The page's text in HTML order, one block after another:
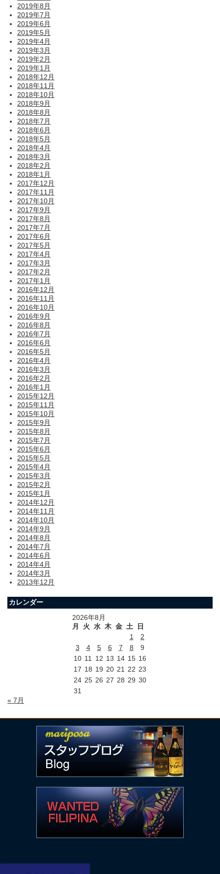
2019年8月
2019年7月
2019年6月
2019年5月
2019年4月
2019年3月
2019年2月
2019年1月
2018年12月
2018年11月
2018年10月
2018年9月
2018年8月
2018年7月
2018年6月
2018年5月
2018年4月
2018年3月
2018年2月
2018年1月
2017年12月
2017年11月
2017年10月
2017年9月
2017年8月
2017年7月
2017年6月
2017年5月
2017年4月
2017年3月
2017年2月
2017年1月
2016年12月
2016年11月
2016年10月
2016年9月
2016年8月
2016年7月
2016年6月
2016年5月
2016年4月
2016年3月
2016年2月
2016年1月
2015年12月
2015年11月
2015年10月
2015年9月
2015年8月
2015年7月
2015年6月
2015年5月
2015年4月
2015年3月
2015年2月
2015年1月
2014年12月
2014年11月
2014年10月
2014年9月
2014年8月
2014年7月
2014年6月
2014年4月
2014年3月
2013年12月
カレンダー
2026年8月
月
火 水 木 金 土
日
1
2
3
4 5 6 7 8
9
10 11 12 13 14 15 16
17 18 19 20 21 22 23
24 25 26 27 28 29 30
31
« 7月